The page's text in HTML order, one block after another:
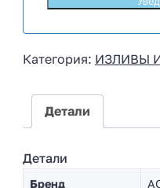
s
a
7
Категория: ИЗЛИВЫ
Детали
Детали
Бренд